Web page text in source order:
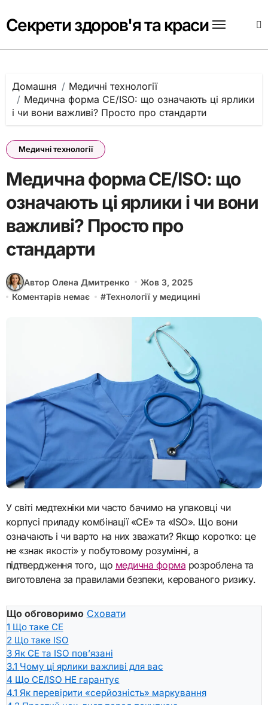
до
вмісту
Секрети здоров'я та краси
Домашня
Медичні технології
Медична форма СЕ/ISO: що означають ці ярлики
і чи вони важливі? Просто про стандарти
Медичні технології
Медична форма СЕ/ISO: що
означають ці ярлики і чи вони
важливі? Просто про
стандарти
Автор Олена Дмитренко
Жов 3, 2025
Коментарів немає
#Технології у медицині
У світі медтехніки ми часто бачимо на упаковці чи
корпусі приладу комбінації «CE» та «ISO». Що вони
означають і чи варто на них зважати? Якщо коротко: це
не «знак якості» у побутовому розумінні, а
підтвердження того, що медична форма розроблена та
виготовлена за правилами безпеки, керованого ризику.
Що обговоримо Сховати
1 Що таке CE
2 Що таке ISO
3 Як CE та ISO пов’язані
3.1 Чому ці ярлики важливі для вас
4 Що CE/ISO НЕ гарантує
4.1 Як перевірити «серйозність» маркування